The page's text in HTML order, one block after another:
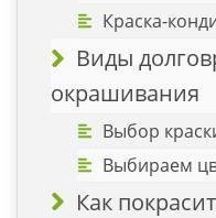
Краска-
Виды
окрашивания
Выбор
Выбираем
Как